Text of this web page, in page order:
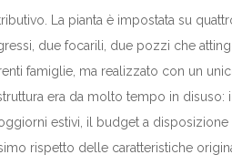
La pianta è impostata su
due focarili, due pozzi che
famiglie, ma realizzato con un
era da molto tempo in disuso:
estivi, il budget a
rispetto delle caratteristiche